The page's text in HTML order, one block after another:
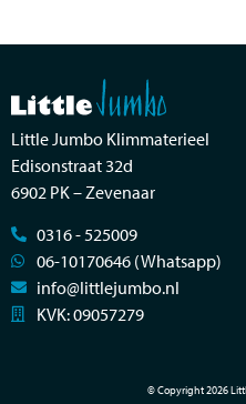
Little Jumbo Klimmaterieel
Edisonstraat 32d
6902 PK – Zevenaar
0316 - 525009
06-10170646 (Whatsapp)
info@littlejumbo.nl
KVK: 09057279
© Copyright 2026